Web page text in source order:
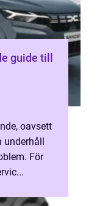
guide till
oavsett
underhåll
För